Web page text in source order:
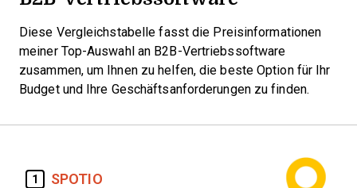
Diese Vergleichstabelle fasst die Preisinformationen
meiner Top-Auswahl an B2B-Vertriebssoftware
zusammen, um Ihnen zu helfen, die beste Option für Ihr
Budget und Ihre Geschäftsanforderungen zu finden.
1 SPOTIO